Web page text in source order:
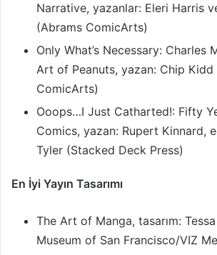
Narrative, yazanlar: Eleri Harris
(Abrams ComicArts)
Only What’s Necessary: Charles
Art of Peanuts, yazan: Chip Kidd
ComicArts)
Ooops…I Just Catharted!: Fifty
Comics, yazan: Rupert Kinnard,
Tyler (Stacked Deck Press)
En İyi Yayın Tasarımı
The Art of Manga, tasarım:
Museum of San Francisco/VIZ